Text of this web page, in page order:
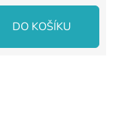
DO KOŠÍKU